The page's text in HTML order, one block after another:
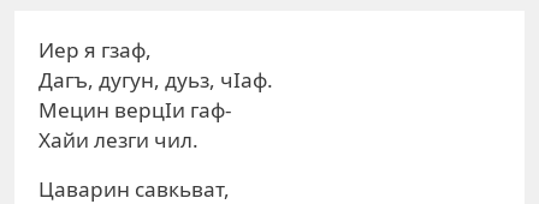
Иер я гзаф,
Дагъ, дугун, дуьз, чIаф.
Мецин верцIи гаф-
Хайи лезги чил.
Цаварин савкьват,